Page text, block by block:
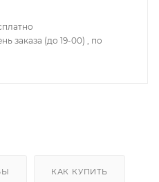
заказа (до 19-00) , по
КАК КУПИТЬ